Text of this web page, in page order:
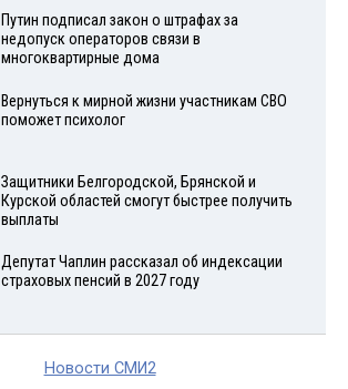
Путин подписал закон о штрафах за
недопуск операторов связи в
многоквартирные дома
Вернуться к мирной жизни участникам СВО
поможет психолог
Защитники Белгородской, Брянской и
Курской областей смогут быстрее получить
выплаты
Депутат Чаплин рассказал об индексации
страховых пенсий в 2027 году
Новости СМИ2